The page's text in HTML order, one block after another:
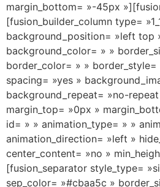
margin_bottom= »-45px
[fusion_builder_column type=
background_position= »left top
background_color= » »
border_color= » » border_style=
spacing= »yes »
background_repeat= »no-
margin_top= »0px »
id= » » animation_type= » »
animation_direction= »left »
center_content= »no »
[fusion_separator style_type=
sep_color= »#cbaa5c »